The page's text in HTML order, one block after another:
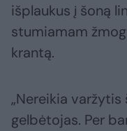
išplaukus į šoną
stumiamam
krantą.
„Nereikia
gelbėtojas. Per